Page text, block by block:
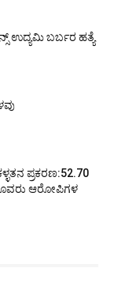
ಉದ್ಯಮಿ ಬರ್ಬರ ಹತ್ಯೆ
ಪ್ರಕರಣ:52.70
ಆರೋಪಿಗಳ